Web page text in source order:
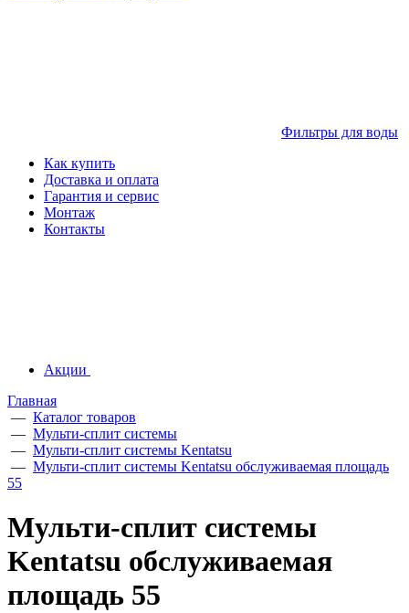
Фильтры для воды
Как купить
Доставка и оплата
Гарантия и сервис
Монтаж
Контакты
Акции
Главная
— Каталог товаров
— Мульти-сплит системы
— Мульти-сплит системы Kentatsu
— Мульти-сплит системы Kentatsu обслуживаемая площадь
55
Мульти-сплит системы
Kentatsu обслуживаемая
площадь 55